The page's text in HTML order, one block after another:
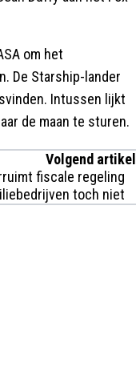
om het
De Starship-lander
Intussen lijkt
de maan te sturen.
Volgend artikel
fiscale regeling
toch niet